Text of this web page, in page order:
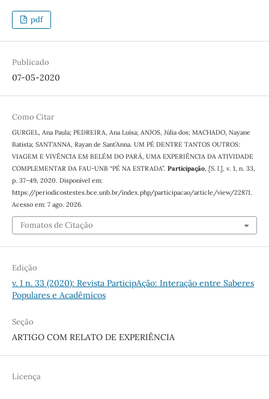
pdf
Publicado
07-05-2020
Como Citar
GURGEL, Ana Paula; PEDREIRA, Ana Luísa; ANJOS, Júlia dos; MACHADO, Nayane
Batista; SANT’ANNA, Rayan de Sant’Anna. UM PÉ DENTRE TANTOS OUTROS:
VIAGEM E VIVÊNCIA EM BELÉM DO PARÁ, UMA EXPERIÊNCIA DA ATIVIDADE
COMPLEMENTAR DA FAU-UNB “PÉ NA ESTRADA”. Participação, [S. l.], v. 1, n. 33,
p. 37–49, 2020. Disponível em:
https://periodicostestes.bce.unb.br/index.php/participacao/article/view/22871.
Acesso em: 7 ago. 2026.
Fomatos de Citação
Edição
v. 1 n. 33 (2020): Revista ParticipAção: Interação entre Saberes
Populares e Acadêmicos
Seção
ARTIGO COM RELATO DE EXPERIÊNCIA
Licença